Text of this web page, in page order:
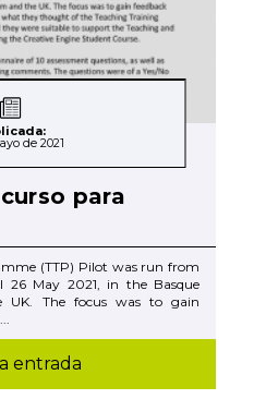
de 2021
para
(TTP) Pilot was run from
May 2021, in the Basque
UK. The focus was to gain
entrada